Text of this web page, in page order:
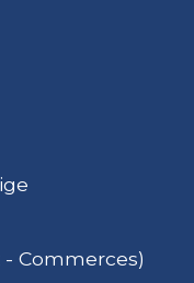
Commerces)